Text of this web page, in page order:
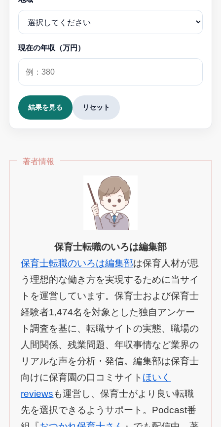
現在の年収（万円）
結果を見る リセット
著者情報
保育士転職のいろは編集部
保育士転職のいろは編集部は保育人材が思
う理想的な働き方を実現するために当サイ
トを運営しています。保育士および保育士
経験者1,474名を対象とした独自アンケー
ト調査を基に、転職サイトの実態、職場の
人間関係、残業問題、年収事情など業界の
リアルな声を分析・発信。編集部は保育士
向けに保育園の口コミサイト ほいく
reviewsも運営し、保育士がより良い転職
先を選択できるようサポート。Podcast番